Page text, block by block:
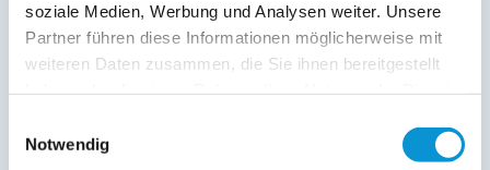
soziale Medien, Werbung und Analysen weiter. Unsere
Partner führen diese Informationen möglicherweise mit
weiteren Daten zusammen, die Sie ihnen bereitgestellt
Notwendig
Beschreibung